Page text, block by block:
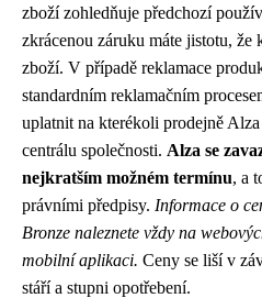
zboží zohledňuje předchozí
zkrácenou záruku máte jistotu, že
zboží. V případě reklamace
standardním reklamačním
uplatnit na kterékoli prodejně
centrálu společnosti. Alza se
nejkratším možném termínu, a
právními předpisy. Informace o
Bronze naleznete vždy na
mobilní aplikaci. Ceny se liší v
stáří a stupni opotřebení.